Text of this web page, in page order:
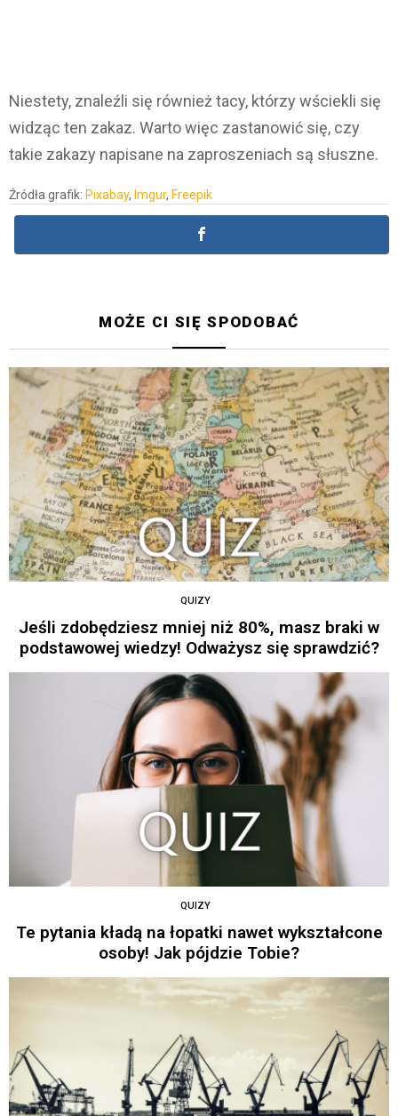
Niestety, znaleźli się również tacy, którzy wściekli się
widząc ten zakaz. Warto więc zastanowić się, czy
takie zakazy napisane na zaproszeniach są słuszne.
Źródła grafik: Pixabay, Imgur, Freepik
MOŻE CI SIĘ SPODOBAĆ
QUIZY
Jeśli zdobędziesz mniej niż 80%, masz braki w
podstawowej wiedzy! Odważysz się sprawdzić?
QUIZY
Te pytania kładą na łopatki nawet wykształcone
osoby! Jak pójdzie Tobie?